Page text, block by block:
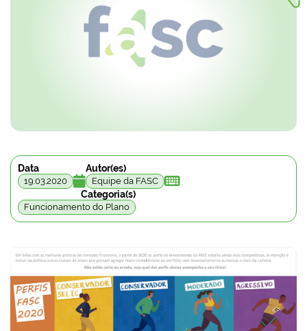
Data
19.03.2020 
Autor(es)
Equipe da FASC 
Categoria(s)
Funcionamento do Plano